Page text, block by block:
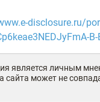
disclosure.ru/
B-
является личным
сайта может не